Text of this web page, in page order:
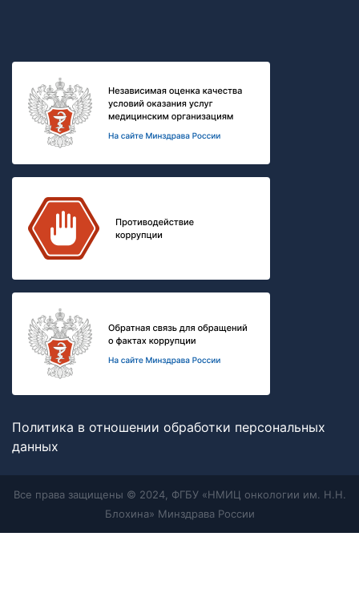
Политика в отношении обработки персональных
данных
Все права защищены © 2024, ФГБУ «НМИЦ онкологии им. Н.Н.
Блохина» Минздрава России